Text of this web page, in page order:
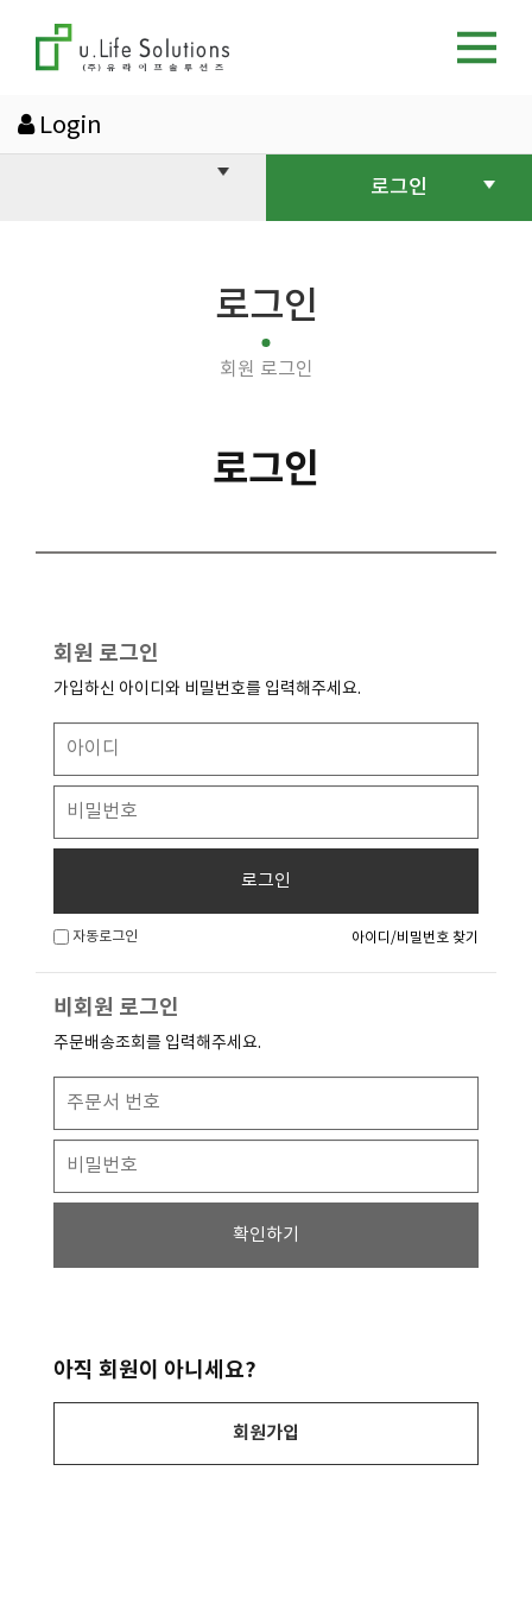
Login
로그인
로그인
회원 로그인
로그인
회원 로그인
가입하신 아이디와 비밀번호를 입력해주세요.
로그인
자동로그인 아이디/비밀번호 찾기
비회원 로그인
주문배송조회를 입력해주세요.
확인하기
아직 회원이 아니세요?
회원가입